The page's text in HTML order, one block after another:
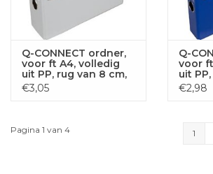
Q-CONNECT ordner,
voor ft A4, volledig
uit PP, rug van 8 cm,
grijs
€3,05
Q-
voor
uit
€2,98
Pagina 1 van 4 1